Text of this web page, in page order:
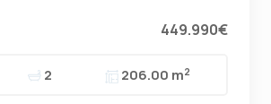
449.990€
2 206.00 m2